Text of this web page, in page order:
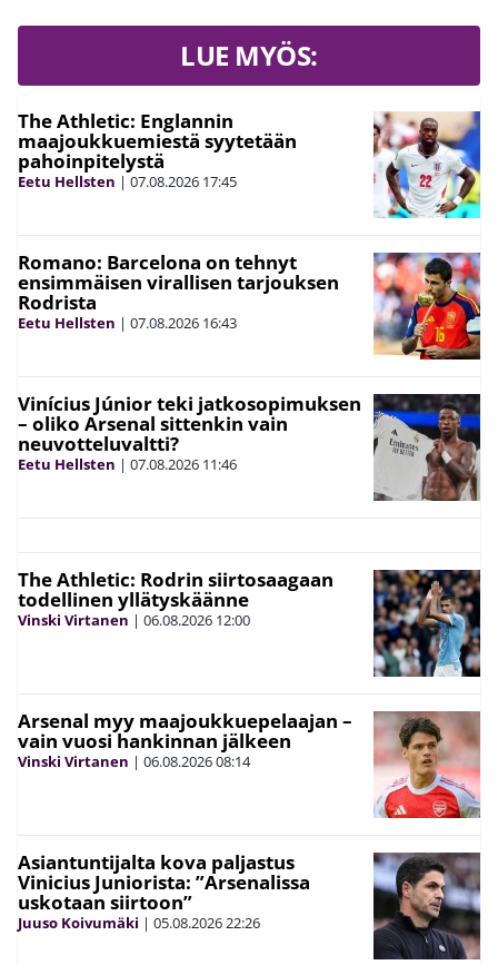
LUE MYÖS:
The Athletic: Englannin
maajoukkuemiestä syytetään
pahoinpitelystä
Eetu Hellsten | 07.08.2026 17:45
Romano: Barcelona on tehnyt
ensimmäisen virallisen tarjouksen
Rodrista
Eetu Hellsten | 07.08.2026 16:43
Vinícius Júnior teki jatkosopimuksen
– oliko Arsenal sittenkin vain
neuvotteluvaltti?
Eetu Hellsten | 07.08.2026 11:46
The Athletic: Rodrin siirtosaagaan
todellinen yllätyskäänne
Vinski Virtanen | 06.08.2026 12:00
Arsenal myy maajoukkuepelaajan –
vain vuosi hankinnan jälkeen
Vinski Virtanen | 06.08.202608:14
Asiantuntijalta kova paljastus
Vinicius Juniorista: ”Arsenalissa
uskotaan siirtoon”
Juuso Koivumäki | 05.08.2026 22:26